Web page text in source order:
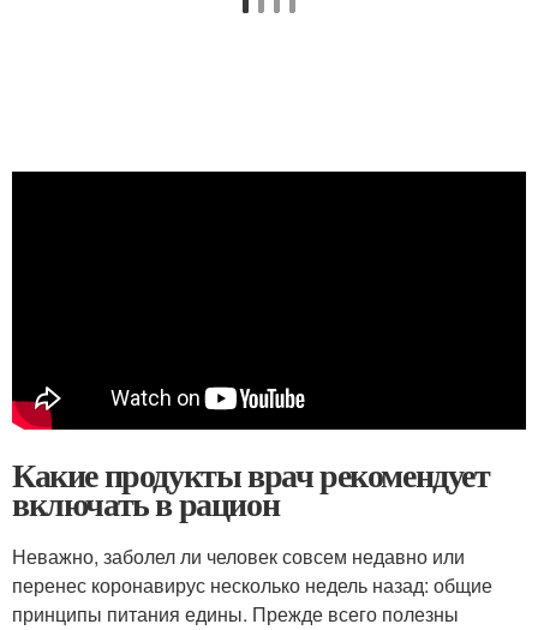
Какие продукты врач рекомендует
включать в рацион
Неважно, заболел ли человек совсем недавно или
перенес коронавирус несколько недель назад: общие
принципы питания едины. Прежде всего полезны